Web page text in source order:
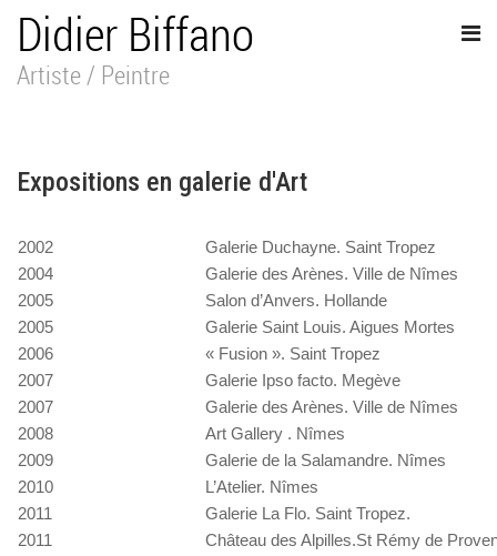
Didier Biffano
Artiste / Peintre
Expositions en galerie d'Art
2002
Galerie Duchayne. Saint Tropez
2004
Galerie des Arènes. Ville de Nîmes
2005
Salon d’Anvers. Hollande
2005
Galerie Saint Louis. Aigues Mortes
2006
« Fusion ». Saint Tropez
2007
Galerie Ipso facto. Megève
2007
Galerie des Arènes. Ville de Nîmes
2008
Art Gallery . Nîmes
2009
Galerie de la Salamandre. Nîmes
2010
L’Atelier. Nîmes
2011
Galerie La Flo. Saint Tropez.
2011
Château des Alpilles.St Rémy de